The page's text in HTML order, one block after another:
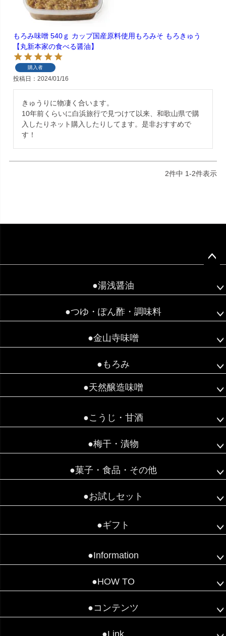
もろみ味噌 540ｇ カップ国産原料使用もろみそ もろきゅう
【丸新本家の食べる醤油】
購入者
投稿日 2024/01/16
きゅうりに物凄く合います。
10年前くらいに白浜旅行で見つけて以来、和歌山県で購
入したりネット購入したりしてます。是非おすすめで
す！
2件中 1-2件表示
●湯浅醤油
●つゆ・ぽん酢・調味料
●金山寺味噌
●もろみ
●天然醸造味噌
●こうじ・甘酒
●梅干・漬物
●菓子・食品・その他
●お試しセット
●ギフト
●Information
●HOW TO
●コンテンツ